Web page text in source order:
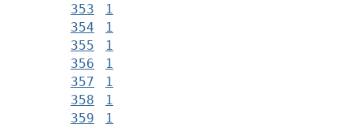
353
1
354
1
355
1
356
1
357
1
358
1
359
1